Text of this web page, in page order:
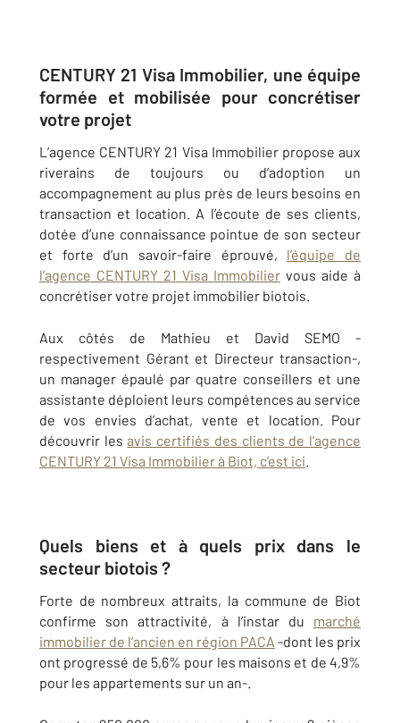
CENTURY 21 Visa Immobilier, une équipe
formée et mobilisée pour concrétiser
votre projet
L’agence CENTURY 21 Visa Immobilier propose aux
riverains de toujours ou d’adoption un
accompagnement au plus près de leurs besoins en
transaction et location. A l’écoute de ses clients,
dotée d’une connaissance pointue de son secteur
et forte d’un savoir-faire éprouvé, l’équipe de
l’agence CENTURY 21 Visa Immobilier vous aide à
concrétiser votre projet immobilier biotois.
Aux côtés de Mathieu et David SEMO -
respectivement Gérant et Directeur transaction-,
un manager épaulé par quatre conseillers et une
assistante déploient leurs compétences au service
de vos envies d’achat, vente et location. Pour
découvrir lesavis certifiés des clients de l'agence
CENTURY 21 Visa Immobilier à Biot, c'est ici.
Quels biens et à quels prix dans le
secteur biotois ?
Forte de nombreux attraits, la commune de Biot
confirme son attractivité, à l’instar du marché
immobilier de l’ancien en région PACA -dont les prix
ont progressé de 5,6% pour les maisons et de 4,9%
pour les appartements sur un an-.